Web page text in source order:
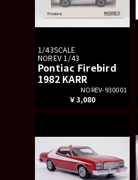
1/43SCALE
NOREV 1/43
Pontiac Firebird
1982 KARR
NOREV-930001
￥3,080